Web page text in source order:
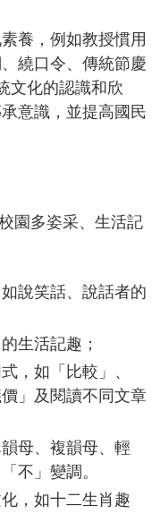
養，例如教授慣用
繞口令、傳統節慶
文化的認識和欣
意識，並提高國民
園多姿采、生活記
說笑話、說話者的
生活記趣；
，如「比較」、
」及閱讀不同文章
母、複韻母、輕
不」變調。
，如十二生肖趣